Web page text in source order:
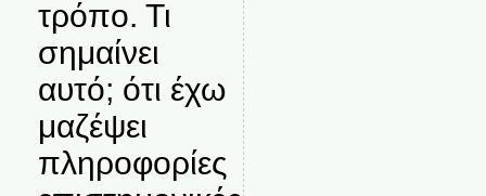
τρόπο. Τι
σημαίνει
αυτό; ότι έχω
μαζέψει
πληροφορίες